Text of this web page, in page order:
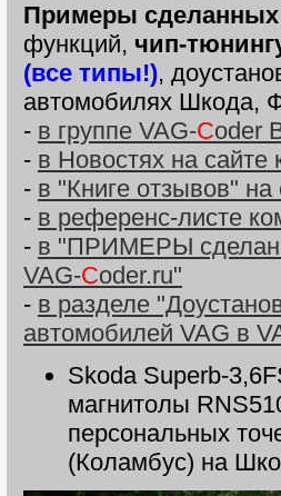
Примеры сделанных
функций, чип-
(все типы!),
автомобилях Шкода,
- в группе VAG-Coder
- в Новостях на сайте
- в "Книге отзывов"
- в референс-листе
- в "ПРИМЕРЫ
VAG-Coder.ru"
- в разделе
автомобилей VAG в
Skoda Superb-
магнитолы
персональных
(Коламбус) на